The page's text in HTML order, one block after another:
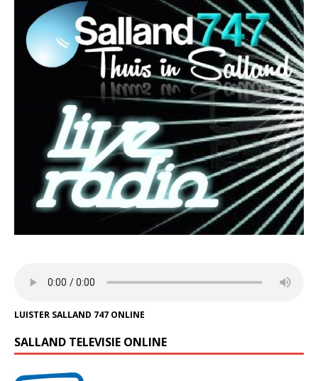
LUISTER SALLAND 747 ONLINE
SALLAND TELEVISIE ONLINE